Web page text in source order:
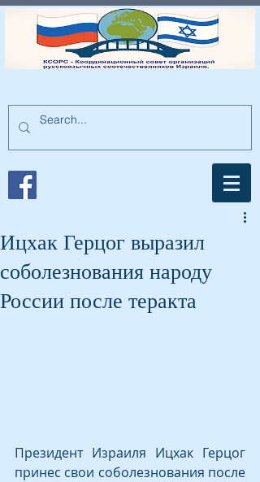
Ицхак Герцог выразил
соболезнования народу
России после теракта
Президент Израиля Ицхак Герцог
принес свои соболезнования после